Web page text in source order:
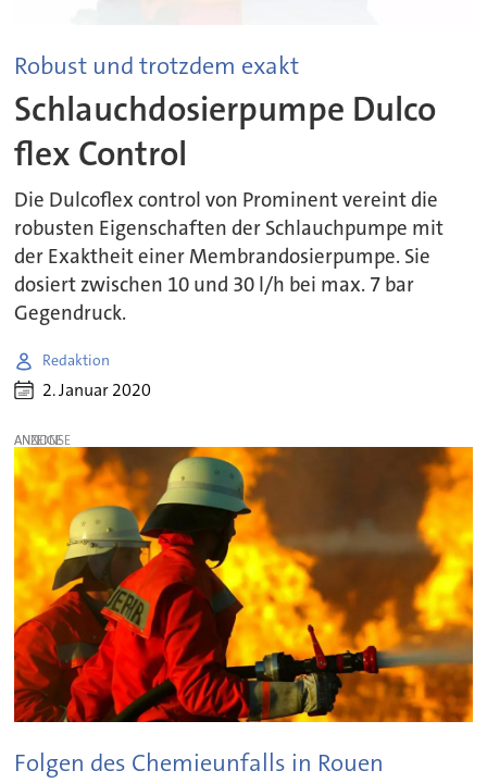
Robust und trotzdem exakt
Schlauchdosierpumpe Dulco
flex Control
Die Dulcoflex control von Prominent vereint die
robusten Eigenschaften der Schlauchpumpe mit
der Exaktheit einer Membrandosierpumpe. Sie
dosiert zwischen 10 und 30 l/h bei max. 7 bar
Gegendruck.
Redaktion
2. Januar 2020
ANZEIGE
Folgen des Chemieunfalls in Rouen